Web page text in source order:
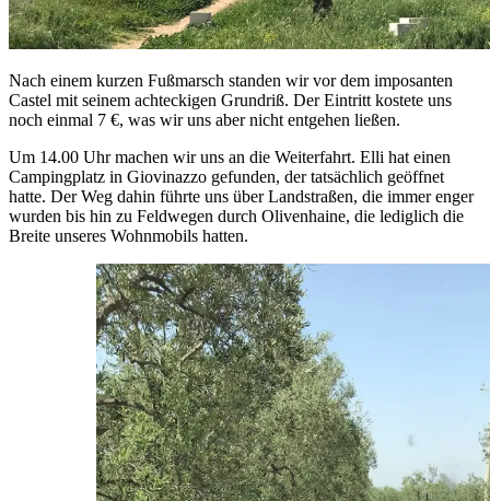
Nach einem kurzen Fußmarsch standen wir vor dem imposanten
Castel mit seinem achteckigen Grundriß. Der Eintritt kostete uns
noch einmal 7 €, was wir uns aber nicht entgehen ließen.
Um 14.00 Uhr machen wir uns an die Weiterfahrt. Elli hat einen
Campingplatz in Giovinazzo gefunden, der tatsächlich geöffnet
hatte. Der Weg dahin führte uns über Landstraßen, die immer enger
wurden bis hin zu Feldwegen durch Olivenhaine, die lediglich die
Breite unseres Wohnmobils hatten.